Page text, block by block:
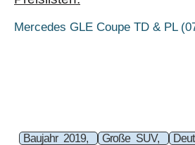
Mercedes GLE Coupe TD & PL
Baujahr 2019, Große SUV,